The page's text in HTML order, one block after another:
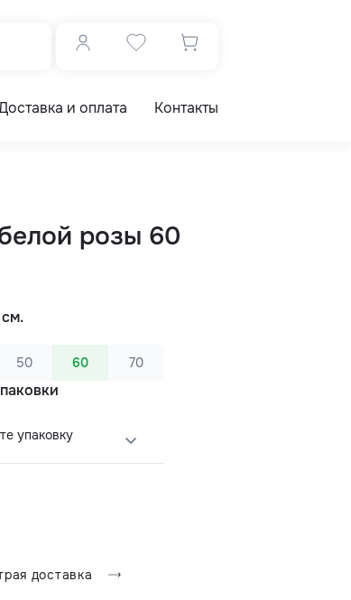
и оплата Контакты
розы 60
50 60 70
упаковку
доставка